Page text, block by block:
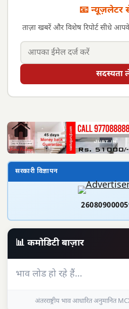
📧 न्यूज़लेटर
ताज़ा खबरें और विशेष रिपोर्ट सीधे
सदस्यता
सरकारी विज्ञापन
📊 कमोडिटी बाज़ार
भाव लोड हो रहे हैं…
अंतरराष्ट्रीय भाव आधारित अनुमानित